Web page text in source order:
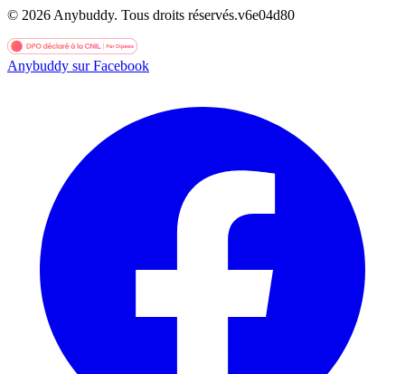
© 2026 Anybuddy. Tous droits réservés.v6e04d80
Anybuddy sur Facebook